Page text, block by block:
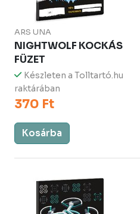
ARS UNA
NIGHTWOLF KOCKÁS
FÜZET
Készleten a Tolltartó.hu
raktárában
370 Ft
Kosárba